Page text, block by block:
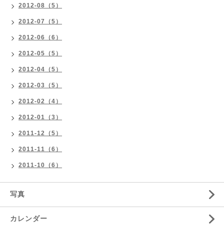
2012-08（5）
2012-07（5）
2012-06（6）
2012-05（5）
2012-04（5）
2012-03（5）
2012-02（4）
2012-01（3）
2011-12（5）
2011-11（6）
2011-10（6）
写真
カレンダー